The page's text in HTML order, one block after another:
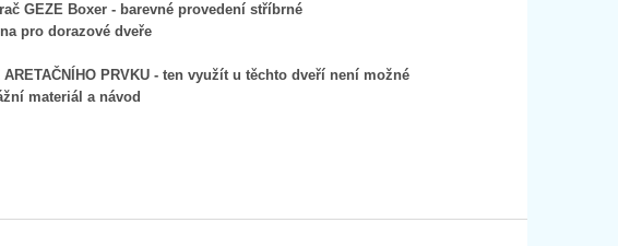
GEZE Boxer - barevné provedení stříbrné
pro dorazové dveře
PRVKU - ten využít u těchto dveří není možné
materiál a návod